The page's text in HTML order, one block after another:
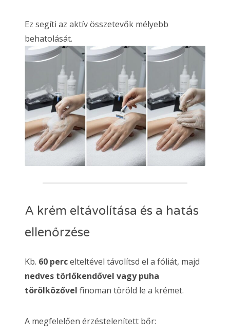
Ez segíti az aktív összetevők mélyebb
behatolását.
A krém eltávolítása és a hatás
ellenőrzése
Kb. 60 percelteltével távolítsd el a fóliát, majd
nedves törlőkendővel vagy puha
törölközővel finoman töröld le a krémet.
A megfelelően érzéstelenített bőr: